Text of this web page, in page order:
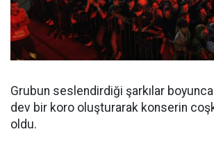
Grubun seslendirdiği şarkılar
dev bir koro oluşturarak konserin
oldu.